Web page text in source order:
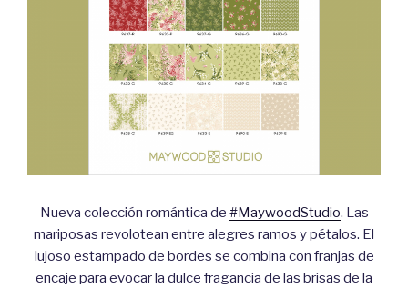
Nueva colección romántica de #MaywoodStudio. Las
mariposas revolotean entre alegres ramos y pétalos. El
lujoso estampado de bordes se combina con franjas de
encaje para evocar la dulce fragancia de las brisas de la